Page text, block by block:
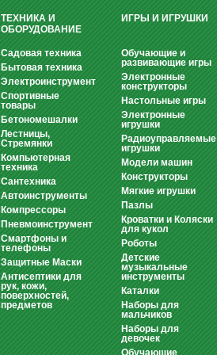
ТЕХНИКА И
ОБОРУДОВАНИЕ
Садовая техника
Бытовая техника
Электроинструмент
Спортивные
товары
Бетономешалки
Лестницы,
Стремянки
Компьютерная
техника
Сантехника
Автоинструменты
Компрессоры
Пневмоинструмент
Смартфоны и
телефоны
Защитные Маски
Антисептики для
рук, кожи,
поверхностей,
предметов
ИГРЫ И ИГРУШКИ
Обучающие и
развивающие игры
Электронные
конструкторы
Настольные игры
Электронные
игрушки
Радиоуправляемые
игрушки
Модели машин
Конструкторы
Мягкие игрушки
Пазлы
Кроватки и Коляски
для кукол
Роботы
Детские
музыкальные
инструменты
Каталки
Наборы для
мальчиков
Наборы для
девочек
Обучающие